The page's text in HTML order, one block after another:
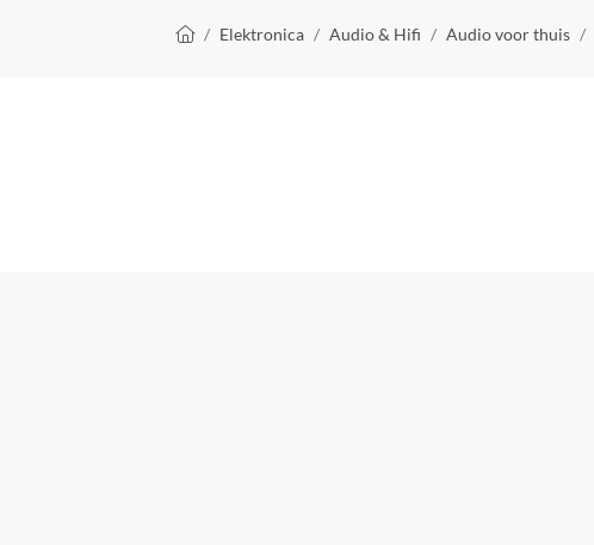
Kruimelpad
Elektronica Audio & Hifi Audio voor thuis